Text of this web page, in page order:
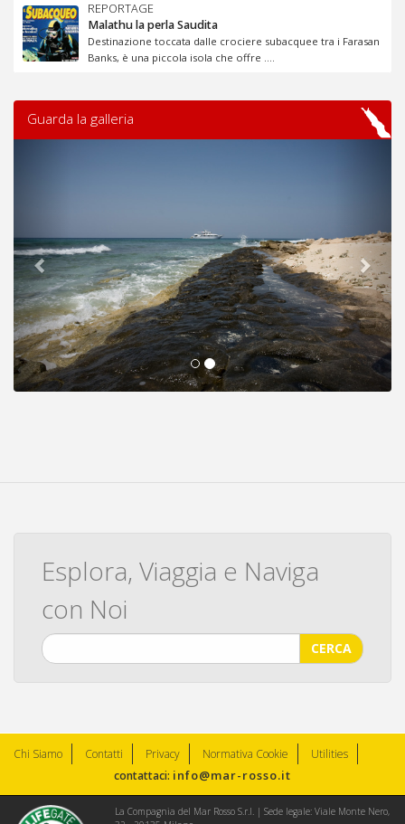
REPORTAGE
Malathu la perla Saudita
Destinazione toccata dalle crociere subacquee tra i Farasan
Banks, è una piccola isola che offre ....
Guarda la galleria
Esplora, Viaggia e Naviga
con Noi
CERCA
Chi Siamo Contatti Privacy Normativa Cookie
Utilities
contattaci: info@mar-rosso.it
La Compagnia del Mar Rosso S.r.l. | Sede legale: Viale Monte Nero,